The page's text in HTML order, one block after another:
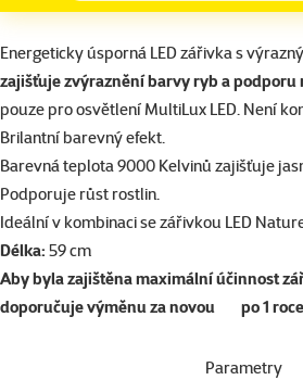
superzoo.product.detail.content
Energeticky úsporná LED zářivka s
zajišťuje zvýraznění barvy ryb a
pouze pro osvětlení MultiLux LED. Není
Brilantní barevný efekt.
Barevná teplota 9000 Kelvinů zajišťuje
Podporuje růst rostlin.
Ideální v kombinaci se zářivkou LED
Délka: 59 cm
Aby byla zajištěna maximální účinnost
doporučuje výměnu za novou po 1
Parametry